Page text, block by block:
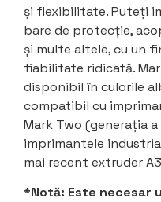
și flexibilitate. Puteți
bare de protecție,
și multe altele, cu un
fiabilitate ridicată.
disponibil în culorile
compatibil cu
Mark Two (generația
imprimantele
mai recent extruder
*Notă: Este necesar